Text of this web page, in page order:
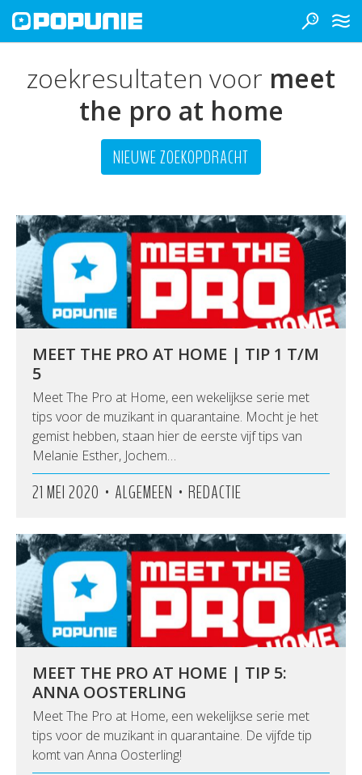
zoekresultaten voor meet
the pro at home
NIEUWE ZOEKOPDRACHT
MEET THE PRO AT HOME | TIP 1 T/M
5
Meet The Pro at Home, een wekelijkse serie met
tips voor de muzikant in quarantaine. Mocht je het
gemist hebben, staan hier de eerste vijf tips van
Melanie Esther, Jochem…
21 MEI 2020 • ALGEMEEN • REDACTIE
MEET THE PRO AT HOME | TIP 5:
ANNA OOSTERLING
Meet The Pro at Home, een wekelijkse serie met
tips voor de muzikant in quarantaine. De vijfde tip
komt van Anna Oosterling!